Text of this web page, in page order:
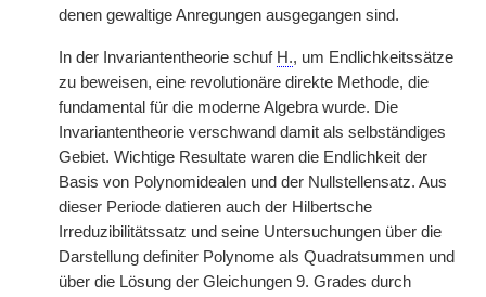
denen gewaltige Anregungen ausgegangen sind.
In der Invariantentheorie schuf H., um Endlichkeitssätze
zu beweisen, eine revolutionäre direkte Methode, die
fundamental für die moderne Algebra wurde. Die
Invariantentheorie verschwand damit als selbständiges
Gebiet. Wichtige Resultate waren die Endlichkeit der
Basis von Polynomidealen und der Nullstellensatz. Aus
dieser Periode datieren auch der Hilbertsche
Irreduzibilitätssatz und seine Untersuchungen über die
Darstellung definiter Polynome als Quadratsummen und
über die Lösung der Gleichungen 9. Grades durch